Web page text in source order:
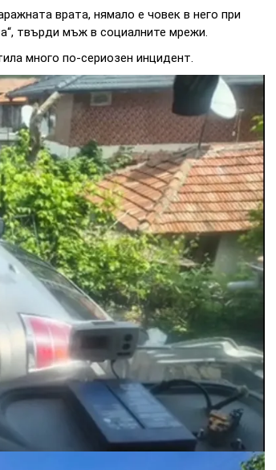
врата, нямало е човек в него при
твърди мъж в социалните мрежи.
много по-сериозен инцидент.